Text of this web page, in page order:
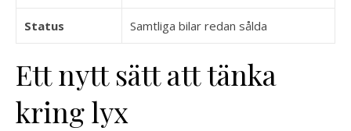
Status Samtliga bilar redan sålda
Ett nytt sätt att tänka
kring lyx